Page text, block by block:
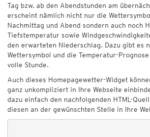
Tag bzw. ab den Abendstunden am
erscheint nämlich nicht nur die
Nachmittag und Abend sondern auch noch
Tiefstemperatur sowie
den erwarteten Niederschlag. Dazu gibt es
Wettersymbol und die Temperatur-
volle Stunde.
Auch dieses Homepagewetter-Widget
ganz unkompliziert in Ihre Webseite
dazu einfach den nachfolgenden HTML-
diesen an der gewünschten Stelle in Ihre